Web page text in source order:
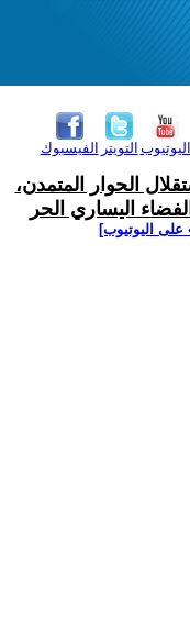
الفيسبوك التويتر اليوتيوب
الحوار المتمدن،
اليساري الحر
اليوتيوب]